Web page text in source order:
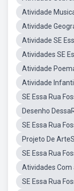
Atividade
Atividade
Atividade SE
Atividades SE
Atividade
Atividade
SE Essa Rua
Desenho
SE Essa Rua
Projeto De
SE Essa Rua
Atividades Com
SE Essa Rua